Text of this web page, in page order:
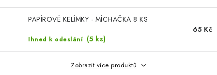
KONTAKTY
Jak nakupovat Moje objednávka
PAPÍROVÉ KELÍMKY - MÍCHAČKA 8 KS
Ihned k odeslání (5 ks)
65 Kč
Zobrazit více produktů